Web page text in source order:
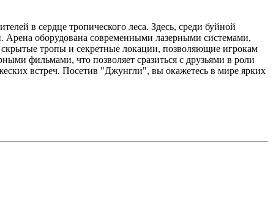
в сердце тропического леса. Здесь, среди буйной
Арена оборудована современными лазерными системами,
тропы и секретные локации, позволяющие игрокам
фильмами, что позволяет сразиться с друзьями в роли
встреч. Посетив "Джунгли", вы окажетесь в мире ярких